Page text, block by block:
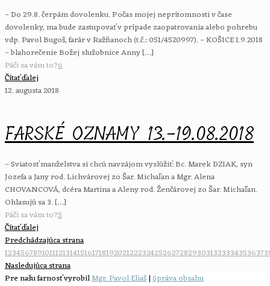
– Do 29.8. čerpám dovolenku. Počas mojej neprítomnosti v čase
dovolenky, ma bude zastupovať v prípade zaopatrovania alebo pohrebu
vdp. Pavol Bugoš, farár v Ražňanoch (t.č.: 051/4520997). – KOŠICE 1.9.2018
– blahorečenie Božej služobnice Anny[…]
Páči sa vám to?6
Čítať ďalej
12. augusta 2018
FARSKÉ OZNAMY 13.-19.08.2018
– Sviatosť manželstva si chcú navzájom vyslúžiť: Bc. Marek DZIAK, syn
Jozefa a Jany rod. Lichvárovej zo Šar. Michaľan a Mgr. Alena
CHOVANCOVÁ, dcéra Martina a Aleny rod. Ženčárovej zo Šar. Michaľan.
Ohlasujú sa 3.[…]
Páči sa vám to?5
Čítať ďalej
Predchádzajúca strana
12345678910111213141516171819202122232425262728293031323334353637
Nasledujúca strana
Pre našu farnosť vyrobilMgr. Pavol Eliaš|Správa obsahu